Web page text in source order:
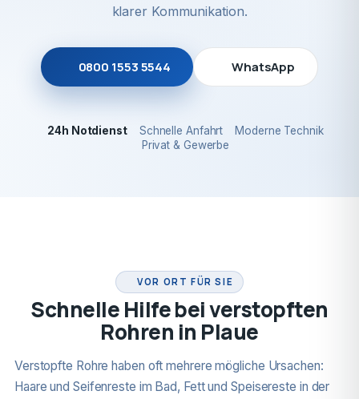
klarer Kommunikation.
0800 1553 5544 WhatsApp
24h Notdienst Schnelle Anfahrt
Moderne Technik
Privat & Gewerbe
VOR ORT FÜR SIE
Schnelle Hilfe bei verstopften
Rohren in Plaue
Verstopfte Rohre haben oft mehrere mögliche Ursachen:
Haare und Seifenreste im Bad, Fett und Speisereste in der